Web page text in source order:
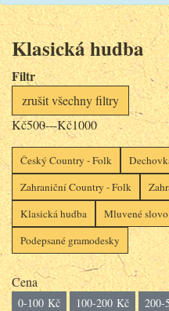
Klasická hudba
Filtr
zrušit všechny filtry
Kč500---Kč1000
Český Country - Folk
Zahraniční Country - Folk
Klasická hudba
Mluvené slovo
Podepsané gramodesky
Cena
0-100 Kč 100-200 Kč 200-